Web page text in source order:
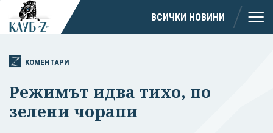
ВСИЧКИ НОВИНИ
КОМЕНТАРИ
Режимът идва тихо, по
зелени чорапи